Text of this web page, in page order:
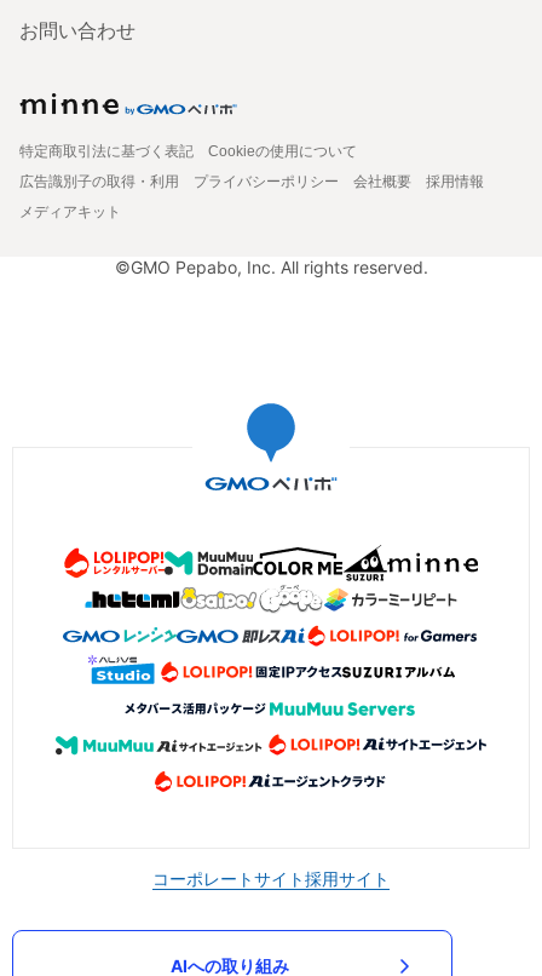
お問い合わせ
特定商取引法に基づく表記
Cookieの使用について
広告識別子の取得・利用
プライバシーポリシー 会社概要
採用情報
メディアキット
©GMO Pepabo, Inc. All rights reserved.
コーポレートサイト採用サイト
AIへの取り組み